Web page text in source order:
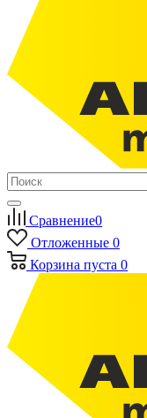
Сравнение0
Отложенные 0
Корзина пуста 0